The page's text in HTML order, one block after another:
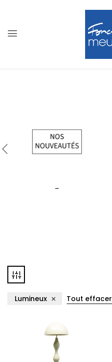
Lumineux Tout effacer